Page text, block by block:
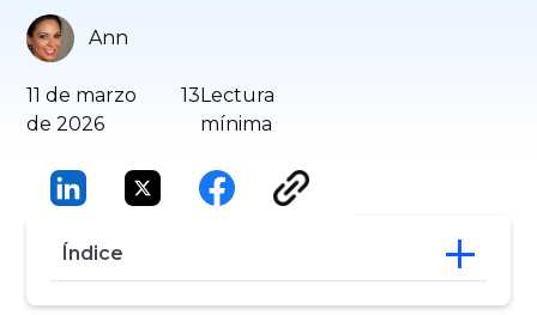
11 de marzo
de 2026
13Lectura
mínima
Ann
Índice